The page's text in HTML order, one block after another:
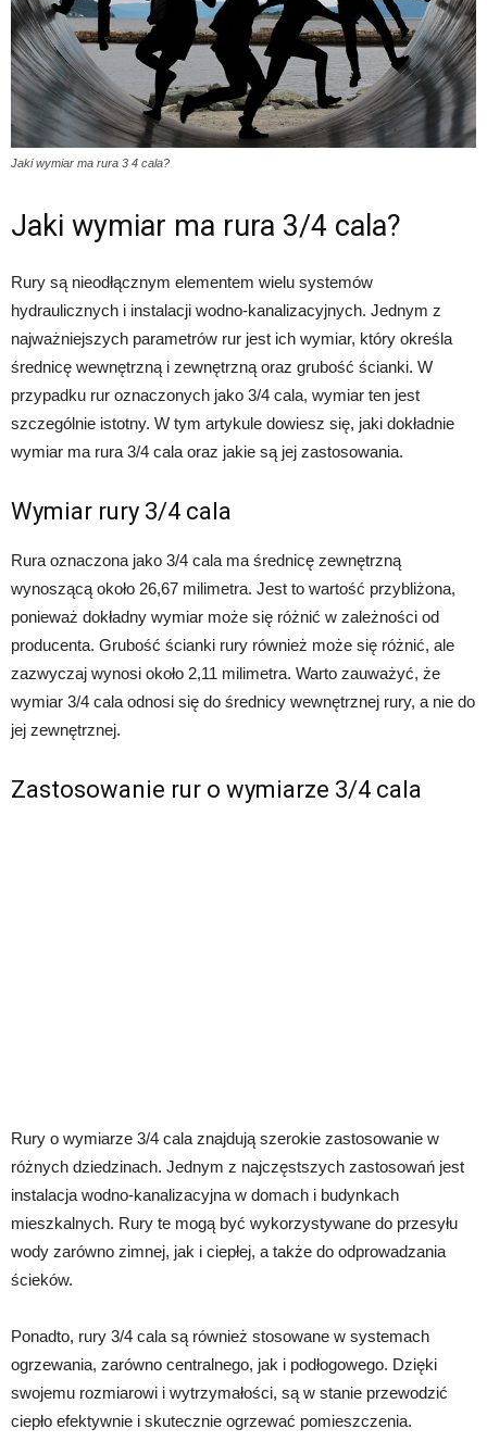
Jaki wymiar ma rura 3 4 cala?
Jaki wymiar ma rura 3/4 cala?
Rury są nieodłącznym elementem wielu systemów
hydraulicznych i instalacji wodno-kanalizacyjnych. Jednym z
najważniejszych parametrów rur jest ich wymiar, który określa
średnicę wewnętrzną i zewnętrzną oraz grubość ścianki. W
przypadku rur oznaczonych jako 3/4 cala, wymiar ten jest
szczególnie istotny. W tym artykule dowiesz się, jaki dokładnie
wymiar ma rura 3/4 cala oraz jakie są jej zastosowania.
Wymiar rury 3/4 cala
Rura oznaczona jako 3/4 cala ma średnicę zewnętrzną
wynoszącą około 26,67 milimetra. Jest to wartość przybliżona,
ponieważ dokładny wymiar może się różnić w zależności od
producenta. Grubość ścianki rury również może się różnić, ale
zazwyczaj wynosi około 2,11 milimetra. Warto zauważyć, że
wymiar 3/4 cala odnosi się do średnicy wewnętrznej rury, a nie do
jej zewnętrznej.
Zastosowanie rur o wymiarze 3/4 cala
Rury o wymiarze 3/4 cala znajdują szerokie zastosowanie w
różnych dziedzinach. Jednym z najczęstszych zastosowań jest
instalacja wodno-kanalizacyjna w domach i budynkach
mieszkalnych. Rury te mogą być wykorzystywane do przesyłu
wody zarówno zimnej, jak i ciepłej, a także do odprowadzania
ścieków.
Ponadto, rury 3/4 cala są również stosowane w systemach
ogrzewania, zarówno centralnego, jak i podłogowego. Dzięki
swojemu rozmiarowi i wytrzymałości, są w stanie przewodzić
ciepło efektywnie i skutecznie ogrzewać pomieszczenia.